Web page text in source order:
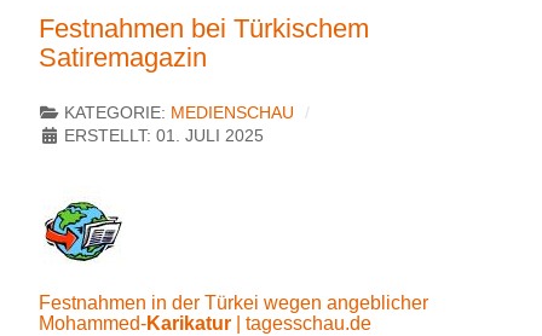
Festnahmen bei Türkischem
Satiremagazin
KATEGORIE: MEDIENSCHAU
ERSTELLT: 01. JULI 2025
Festnahmen in der Türkei wegen angeblicher
Mohammed-Karikatur | tagesschau.de